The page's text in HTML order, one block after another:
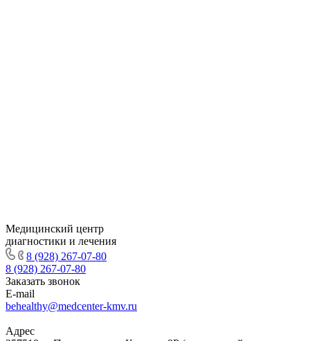
Медицинский центр
диагностики и лечения
8 (928) 267-07-80
8 (928) 267-07-80
Заказать звонок
E-mail
behealthy@medcenter-kmv.ru
Адрес